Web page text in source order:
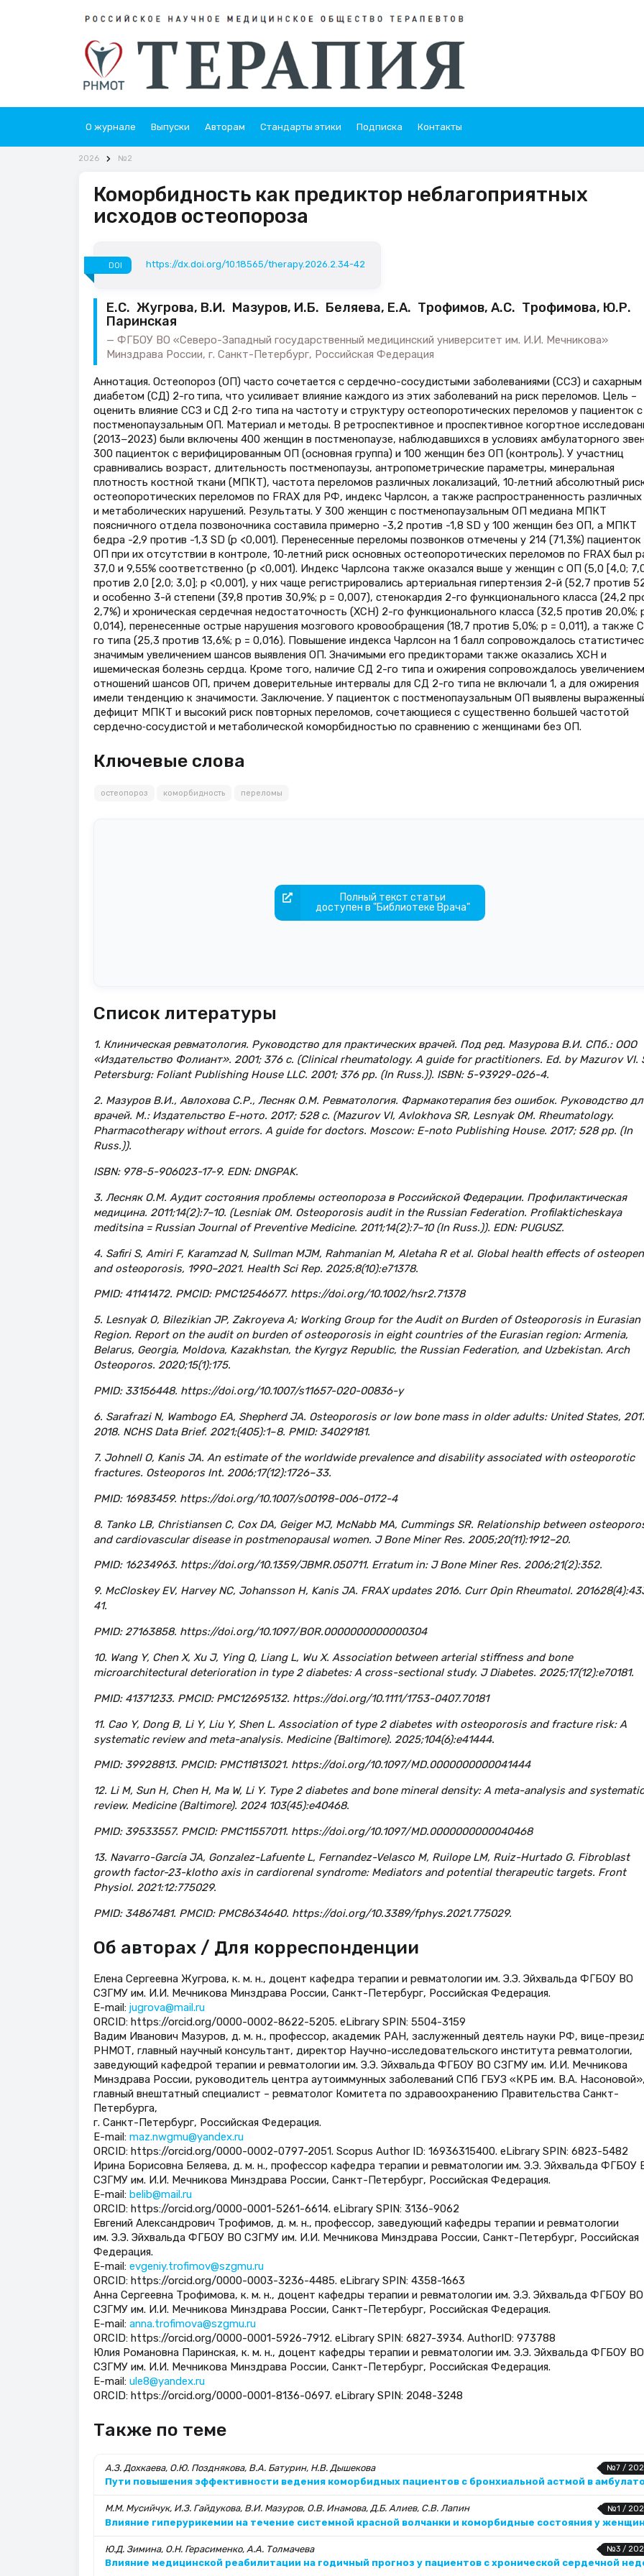
О журнале Выпуски Авторам Стандарты этики Подписка Контакты
2026 №2
Коморбидность как предиктор неблагоприятных
исходов остеопороза
DOI https://dx.doi.org/10.18565/therapy.2026.2.34-42
Е.С. Жугрова, В.И. Мазуров, И.Б. Беляева, Е.А. Трофимов, А.С. Трофимова, Ю.Р.
Паринская
ФГБОУ ВО «Северо-Западный государственный медицинский университет им. И.И. Мечникова»
Минздрава России, г. Санкт-Петербург, Российская Федерация
Аннотация. Остеопороз (ОП) часто сочетается с сердечно-сосудистыми заболеваниями (ССЗ) и сахарным
диабетом (СД) 2-го типа, что усиливает влияние каждого из этих заболеваний на риск переломов. Цель –
оценить влияние ССЗ и СД 2‑го типа на частоту и структуру остеопоротических переломов у пациенток с
постменопаузальным ОП. Материал и методы. В ретроспективное и проспективное когортное
(2013−2023) были включены 400 женщин в постменопаузе, наблюдавшихся в условиях амбулаторного
300 пациенток с верифицированным ОП (основная группа) и 100 женщин без ОП (контроль). У участниц
сравнивались возраст, длительность постменопаузы, антропометрические параметры, минеральная
плотность костной ткани (МПКТ), частота переломов различных локализаций, 10‑летний абсолютный
остеопоротических переломов по FRAX для РФ, индекс Чарлсон, а также распространенность
и метаболических нарушений. Результаты. У 300 женщин с постменопаузальным ОП медиана МПКТ
поясничного отдела позвоночника составила примерно -3,2 против -1,8 SD у 100 женщин без ОП, а МПКТ
бедра -2,9 против -1,3 SD (p <0,001). Перенесенные переломы позвонков отмечены у 214 (71,3%) пациенток
ОП при их отсутствии в контроле, 10‑летний риск основных остеопоротических переломов по FRAX был
37,0 и 9,55% соответственно (p <0,001). Индекс Чарлсона также оказался выше у женщин с ОП (5,0 [4,0;
против 2,0 [2,0; 3,0]; p <0,001), у них чаще регистрировались артериальная гипертензия 2-й (52,7 против
и особенно 3-й степени (39,8 против 30,9%; p = 0,007), стенокардия 2-го функционального класса (24,2
2,7%) и хроническая сердечная недостаточность (ХСН) 2-го функционального класса (32,5 против 20,0%;
0,014), перенесенные острые нарушения мозгового кровообращения (18,7 против 5,0%; p = 0,011), а также
го типа (25,3 против 13,6%; p = 0,016). Повышение индекса Чарлсон на 1 балл сопровождалось
значимым увеличением шансов выявления ОП. Значимыми его предикторами также оказались ХСН и
ишемическая болезнь сердца. Кроме того, наличие СД 2-го типа и ожирения сопровождалось увеличением
отношений шансов ОП, причем доверительные интервалы для СД 2-го типа не включали 1, а для ожирения
имели тенденцию к значимости. Заключение. У пациенток с постменопаузальным ОП выявлены
дефицит МПКТ и высокий риск повторных переломов, сочетающиеся с существенно большей частотой
сердечно‑сосудистой и метаболической коморбидностью по сравнению с женщинами без ОП.
Ключевые слова
остеопороз коморбидность переломы
Полный текст статьи
доступен в "Библиотеке Врача"
Список литературы
1. Клиническая ревматология. Руководство для практических врачей. Под ред. Мазурова В.И. СПб.: ООО
«Издательство Фолиант». 2001; 376 с. (Clinical rheumatology. A guide for practitioners. Ed. by Mazurov VI.
Petersburg: Foliant Publishing House LLC. 2001; 376 pp. (In Russ.)). ISBN: 5-93929-026-4.
2. Мазуров В.И., Авлохова С.Р., Лесняк О.М. Ревматология. Фармакотерапия без ошибок. Руководство
врачей. М.: Издательство Е-ното. 2017; 528 с. (Mazurov VI, Avlokhova SR, Lesnyak OM. Rheumatology.
Pharmacotherapy without errors. A guide for doctors. Moscow: E-noto Publishing House. 2017; 528 pp. (In
Russ.)).
ISBN: 978-5-906023-17-9. EDN: DNGPAK.
3. Лесняк О.М. Аудит состояния проблемы остеопороза в Российской Федерации. Профилактическая
медицина. 2011;14(2):7–10. (Lesniak OM. Osteoporosis audit in the Russian Federation. Profilakticheskaya
meditsina = Russian Journal of Preventive Medicine. 2011;14(2):7–10 (In Russ.)). EDN: PUGUSZ.
4. Safiri S, Amiri F, Karamzad N, Sullman MJM, Rahmanian M, Aletaha R et al. Global health effects of
and osteoporosis, 1990–2021. Health Sci Rep. 2025;8(10):e71378.
PMID: 41141472. PMCID: PMC12546677. https://doi.org/10.1002/hsr2.71378
5. Lesnyak O, Bilezikian JP, Zakroyeva A; Working Group for the Audit on Burden of Osteoporosis in Eurasian
Region. Report on the audit on burden of osteoporosis in eight countries of the Eurasian region: Armenia,
Belarus, Georgia, Moldova, Kazakhstan, the Kyrgyz Republic, the Russian Federation, and Uzbekistan. Arch
Osteoporos. 2020;15(1):175.
PMID: 33156448. https://doi.org/10.1007/s11657-020-00836-y
6. Sarafrazi N, Wambogo EA, Shepherd JA. Osteoporosis or low bone mass in older adults: United States,
2018. NCHS Data Brief. 2021;(405):1–8. PMID: 34029181.
7. Johnell O, Kanis JA. An estimate of the worldwide prevalence and disability associated with osteoporotic
fractures. Osteoporos Int. 2006;17(12):1726–33.
PMID: 16983459. https://doi.org/10.1007/s00198-006-0172-4
8. Tanko LB, Christiansen C, Cox DA, Geiger MJ, McNabb MA, Cummings SR. Relationship between
and cardiovascular disease in postmenopausal women. J Bone Miner Res. 2005;20(11):1912–20.
PMID: 16234963. https://doi.org/10.1359/JBMR.050711. Erratum in: J Bone Miner Res. 2006;21(2):352.
9. McCloskey EV, Harvey NC, Johansson H, Kanis JA. FRAX updates 2016. Curr Opin Rheumatol.
41.
PMID: 27163858. https://doi.org/10.1097/BOR.0000000000000304
10. Wang Y, Chen X, Xu J, Ying Q, Liang L, Wu X. Association between arterial stiffness and bone
microarchitectural deterioration in type 2 diabetes: A cross-sectional study. J Diabetes. 2025;17(12):e70181.
PMID: 41371233. PMCID: PMC12695132. https://doi.org/10.1111/1753-0407.70181
11. Cao Y, Dong B, Li Y, Liu Y, Shen L. Association of type 2 diabetes with osteoporosis and fracture risk: A
systematic review and meta-analysis. Medicine (Baltimore). 2025;104(6):e41444.
PMID: 39928813. PMCID: PMC11813021. https://doi.org/10.1097/MD.0000000000041444
12. Li M, Sun H, Chen H, Ma W, Li Y. Type 2 diabetes and bone mineral density: A meta-analysis and systematic
review. Medicine (Baltimore). 2024 103(45):e40468.
PMID: 39533557. PMCID: PMC11557011. https://doi.org/10.1097/MD.0000000000040468
13. Navarro-García JA, Gonzalez-Lafuente L, Fernandez-Velasco M, Ruilope LM, Ruiz-Hurtado G. Fibroblast
growth factor-23-klotho axis in cardiorenal syndrome: Mediators and potential therapeutic targets. Front
Physiol. 2021:12:775029.
PMID: 34867481. PMCID: PMC8634640. https://doi.org/10.3389/fphys.2021.775029.
Об авторах / Для корреспонденции
Елена Сергеевна Жугрова, к. м. н., доцент кафедра терапии и ревматологии им. Э.Э. Эйхвальда ФГБОУ ВО
СЗГМУ им. И.И. Мечникова Минздрава России, Санкт-Петербург, Российская Федерация.
E-mail: jugrova@mail.ru
ORCID: https://orcid.org/0000-0002-8622-5205. eLibrary SPIN: 5504-3159
Вадим Иванович Мазуров, д. м. н., профессор, академик РАН, заслуженный деятель науки РФ, вице-
РНМОТ, главный научный консультант, директор Научно-исследовательского института ревматологии,
заведующий кафедрой терапии и ревматологии им. Э.Э. Эйхвальда ФГБОУ ВО СЗГМУ им. И.И. Мечникова
Минздрава России, руководитель центра аутоиммунных заболеваний СПб ГБУЗ «КРБ им. В.А.
главный внештатный специалист – ревматолог Комитета по здравоохранению Правительства Санкт-
Петербурга,
г. Санкт-Петербург, Российская Федерация.
E-mail: maz.nwgmu@yandex.ru
ORCID: https://orcid.org/0000-0002-0797-2051. Scopus Author ID: 16936315400. eLibrary SPIN: 6823-5482
Ирина Борисовна Беляева, д. м. н., профессор кафедра терапии и ревматологии им. Э.Э. Эйхвальда ФГБОУ
СЗГМУ им. И.И. Мечникова Минздрава России, Санкт-Петербург, Российская Федерация.
E-mail: belib@mail.ru
ORCID: https://orcid.org/0000-0001-5261-6614. eLibrary SPIN: 3136-9062
Евгений Александрович Трофимов, д. м. н., профессор, заведующий кафедры терапии и ревматологии
им. Э.Э. Эйхвальда ФГБОУ ВО СЗГМУ им. И.И. Мечникова Минздрава России, Санкт-Петербург, Российская
Федерация.
E-mail: evgeniy.trofimov@szgmu.ru
ORCID: https://orcid.org/0000-0003-3236-4485. eLibrary SPIN: 4358-1663
Анна Сергеевна Трофимова, к. м. н., доцент кафедры терапии и ревматологии им. Э.Э. Эйхвальда ФГБОУ ВО
СЗГМУ им. И.И. Мечникова Минздрава России, Санкт-Петербург, Российская Федерация.
E-mail: anna.trofimova@szgmu.ru
ORCID: https://orcid.org/0000-0001-5926-7912. eLibrary SPIN: 6827-3934. AuthorID: 973788
Юлия Романовна Паринская, к. м. н., доцент кафедры терапии и ревматологии им. Э.Э. Эйхвальда ФГБОУ ВО
СЗГМУ им. И.И. Мечникова Минздрава России, Санкт-Петербург, Российская Федерация.
E-mail: ule8@yandex.ru
ORCID: https://orcid.org/0000-0001-8136-0697. eLibrary SPIN: 2048-3248
Также по теме
№7 /
А.З. Дохкаева, О.Ю. Позднякова, В.А. Батурин, Н.В. Дышекова
Пути повышения эффективности ведения коморбидных пациентов с бронхиальной астмой в
№1 /
М.М. Мусийчук, И.З. Гайдукова, В.И. Мазуров, О.В. Инамова, Д.Б. Алиев, С.В. Лапин
Влияние гиперурикемии на течение системной красной волчанки и коморбидные состояния у
№3 /
Ю.Д. Зимина, О.Н. Герасименко, А.А. Толмачева
Влияние медицинской реабилитации на годичный прогноз у пациентов с хронической сердечной